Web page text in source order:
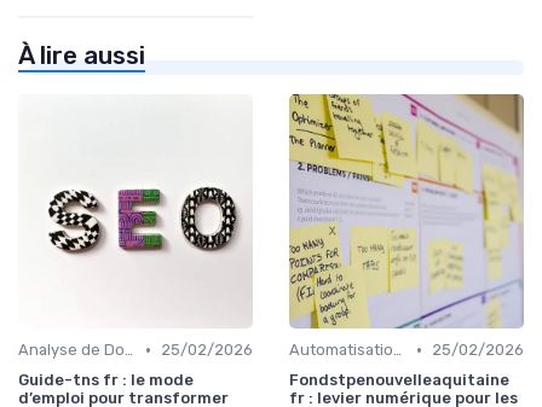
À lire aussi
Analyse de Données et Mesure de Performance •
25/02/2026
Guide-tns fr : le mode
d’emploi pour transformer
Automatisation du Marketing •
25/02/2026
Fondstpenouvelleaquitaine
fr : levier numérique pour les